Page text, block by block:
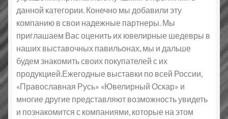
данной категории. Конечно мы добавили эту
компанию в свои надежные партнеры. Мы
приглашаем Вас оценить их ювелирные шедевры в
наших выставочных павильонах, мы и дальше
будем знакомить своих покупателей с их
продукцией.Ежегодные выставки по всей России,
«Православная Русь» «Ювелирный Оскар» и
многие другие представляют возможность увидеть
и познакомится с компаниями, которые на этом